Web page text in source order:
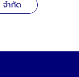
ำกัด